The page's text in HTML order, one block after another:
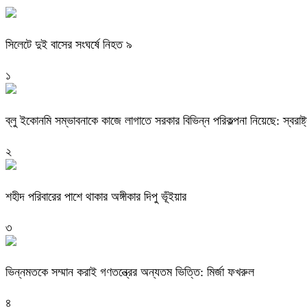
সিলেটে দুই বাসের সংঘর্ষে নিহত ৯
১
ব্লু ইকোনমি সম্ভাবনাকে কাজে লাগাতে সরকার বিভিন্ন পরিকল্পনা নিয়েছে:
২
শহীদ পরিবারের পাশে থাকার অঙ্গীকার দিপু ভূঁইয়ার
৩
ভিন্নমতকে সম্মান করাই গণতন্ত্রের অন্যতম ভিত্তি: মির্জা ফখরুল
৪